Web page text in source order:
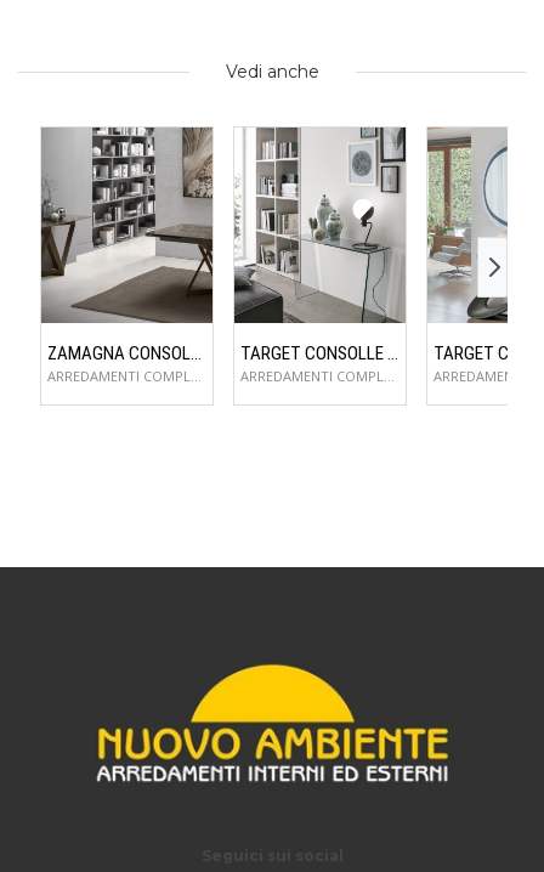
Vedi anche
ZAMAGNA CONSOLLE FLAME
ARREDAMENTI COMPLEMENTI D'ARREDO
TARGET CONSOLLE CLIP
ARREDAMENTI COMPLEMENTI D'ARREDO